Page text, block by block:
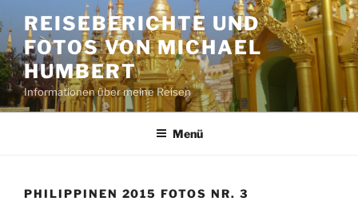
Inhalt
springen
REISEBERICHTE UND
FOTOS VON MICHAEL
HUMBERT
Informationen über meine Reisen
Menü
PHILIPPINEN 2015 FOTOS NR. 3